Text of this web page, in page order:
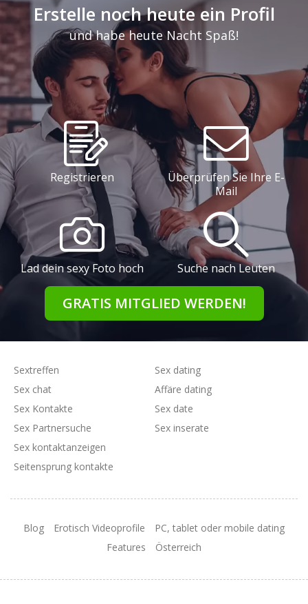
Erstelle noch heute ein Profil
und habe heute Nacht Spaß!
Registrieren
Überprüfen Sie Ihre E-
Mail
Lad dein sexy Foto hoch Suche nach Leuten
GRATIS MITGLIED WERDEN!
Sextreffen
Sex chat
Sex Kontakte
Sex dating
Affäre dating
Sex date
Sex Partnersuche
Sex kontaktanzeigen
Seitensprung kontakte
Sex inserate
Blog Erotisch Videoprofile
PC, tablet oder mobile dating
Features
Österreich